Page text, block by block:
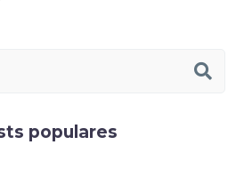
populares